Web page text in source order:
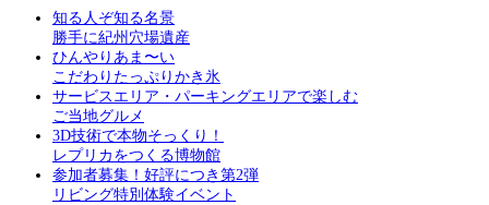
知る人ぞ知る名景
勝手に紀州穴場遺産
ひんやりあま〜い
こだわりたっぷりかき氷
サービスエリア・パーキングエリアで楽しむ
ご当地グルメ
3D技術で本物そっくり！
レプリカをつくる博物館
参加者募集！好評につき第2弾
リビング特別体験イベント